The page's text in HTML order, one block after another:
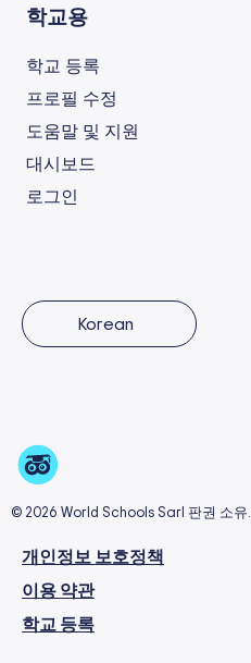
학교용
학교 등록
프로필 수정
도움말 및 지원
대시보드
로그인
© 2026 World Schools Sarl 판권 소유.
개인정보 보호정책
이용 약관
학교 등록
Korean